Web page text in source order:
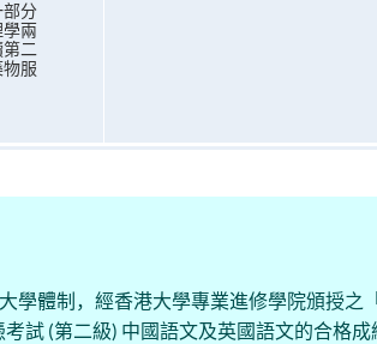
分
兩
二
服
學體制，經香港大學專業進修學院頒授之
試 (第二級) 中國語文及英國語文的合格